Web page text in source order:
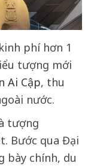
phí hơn 1
tượng mới
Ai Cập, thu
nước.
tượng
Bước qua Đại
bày chính, du